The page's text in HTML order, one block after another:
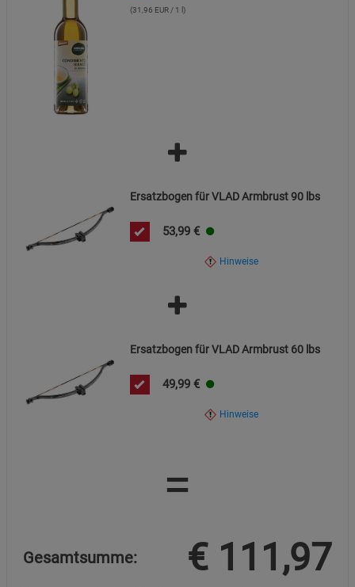
(31,96 EUR / 1 l)
Ersatzbogen für VLAD Armbrust 90 lbs
53,99 €
Hinweise
Ersatzbogen für VLAD Armbrust 60 lbs
49,99 €
Hinweise
=
Gesamtsumme: € 111,97